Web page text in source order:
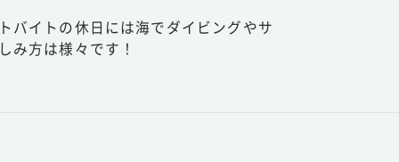
バイトの休日には海でダイビングやサ
み方は様々です！